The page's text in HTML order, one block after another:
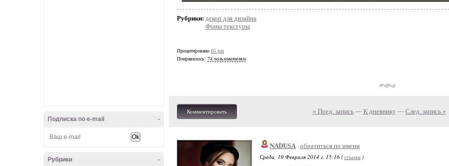
-
Подписка по e-mail
-
Рубрики
Рубрики: декор для дизайна
Фоны текстуры
Процитировано 65 раз
Понравилось: 74 пользователям
Комментировать « Пред. запись— К дневнику — След. запись »
NADUSA обратиться по имени
Среда, 19 Февраля 2014 г. 15:16 (ссылка )